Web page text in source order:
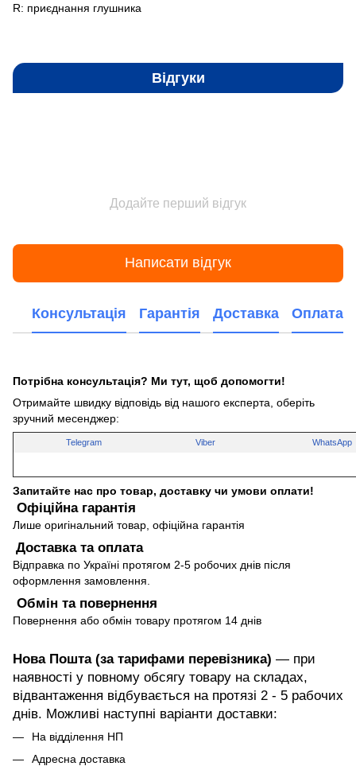
R: приєднання глушника
Відгуки
Додайте перший відгук
Написати відгук
Консультація Гарантія Доставка Оплата
Потрібна консультація? Ми тут, щоб допомогти!
Отримайте швидку відповідь від нашого експерта, оберіть
зручний месенджер:
Telegram Viber WhatsApp
Запитайте нас про товар, доставку чи умови оплати!
Офіційна гарантія
Лише оригінальний товар, офіційна гарантія
Доставка та оплата
Відправка по Україні протягом 2-5 робочих днів після
оформлення замовлення.
Обмін та повернення
Повернення або обмін товару протягом 14 днів
Нова Пошта (за тарифами перевізника) — при
наявності у повному обсягу товару на складах,
відвантаження відбувається на протязі 2 - 5 рабочих
днів. Можливі наступні варіанти доставки:
На відділення НП
Адресна доставка